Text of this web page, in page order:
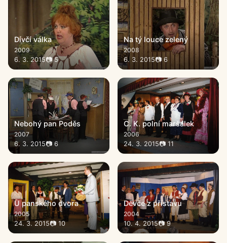
Dívčí válka
2009
6. 3. 2015📷 5
Na tý louce zelený
2008
6. 3. 2015📷 6
Nebohý pan Poděs
2007
6. 3. 2015📷 6
C. K. polní maršálek
2006
24. 3. 2015📷 11
U panského dvora
2005
24. 3. 2015📷 10
Děvče z přístavu
2004
10. 4. 2015📷 9